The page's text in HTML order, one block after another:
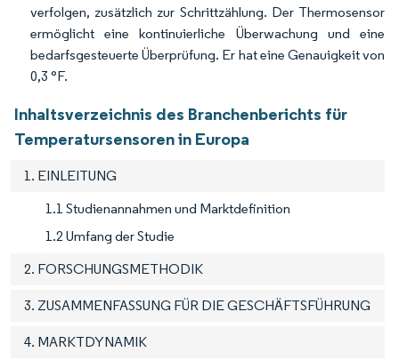
verfolgen, zusätzlich zur Schrittzählung. Der Thermosensor
ermöglicht eine kontinuierliche Überwachung und eine
bedarfsgesteuerte Überprüfung. Er hat eine Genauigkeit von
0,3 °F.
Inhaltsverzeichnis des Branchenberichts für
Temperatursensoren in Europa
1. EINLEITUNG
1.1 Studienannahmen und Marktdefinition
1.2 Umfang der Studie
2. FORSCHUNGSMETHODIK
3. ZUSAMMENFASSUNG FÜR DIE GESCHÄFTSFÜHRUNG
4. MARKTDYNAMIK